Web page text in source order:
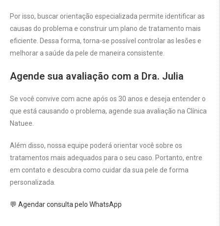
Por isso, buscar orientação especializada permite identificar as
causas do problema e construir um plano de tratamento mais
eficiente. Dessa forma, torna-se possível controlar as lesões e
melhorar a saúde da pele de maneira consistente.
Agende sua avaliação com a Dra. Julia
Se você convive com acne após os 30 anos e deseja entender o
que está causando o problema, agende sua avaliação na Clínica
Natuee.
Além disso, nossa equipe poderá orientar você sobre os
tratamentos mais adequados para o seu caso. Portanto, entre
em contato e descubra como cuidar da sua pele de forma
personalizada.
💬 Agendar consulta pelo WhatsApp